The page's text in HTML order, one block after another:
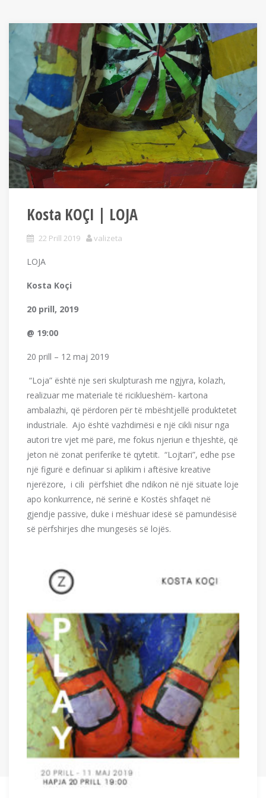
Kosta KOÇI | LOJA
22 Prill 2019 valizeta
LOJA
Kosta Koçi
20 prill, 2019
@ 19:00
20 prill – 12 maj 2019
“Loja” është nje seri skulpturash me ngjyra, kolazh,
realizuar me materiale të riciklueshëm- kartona
ambalazhi, që përdoren për të mbështjellë produktetet
industriale. Ajo është vazhdimësi e një cikli nisur nga
autori tre vjet më parë, me fokus njeriun e thjeshtë, që
jeton në zonat periferike të qytetit. “Lojtari”, edhe pse
një figurë e definuar si aplikim i aftësive kreative
njerëzore, i cili përfshiet dhe ndikon në një situate loje
apo konkurrence, në serinë e Kostës shfaqet në
gjendje passive, duke i mëshuar idesë së pamundësisë
së përfshirjes dhe mungesës së lojës.